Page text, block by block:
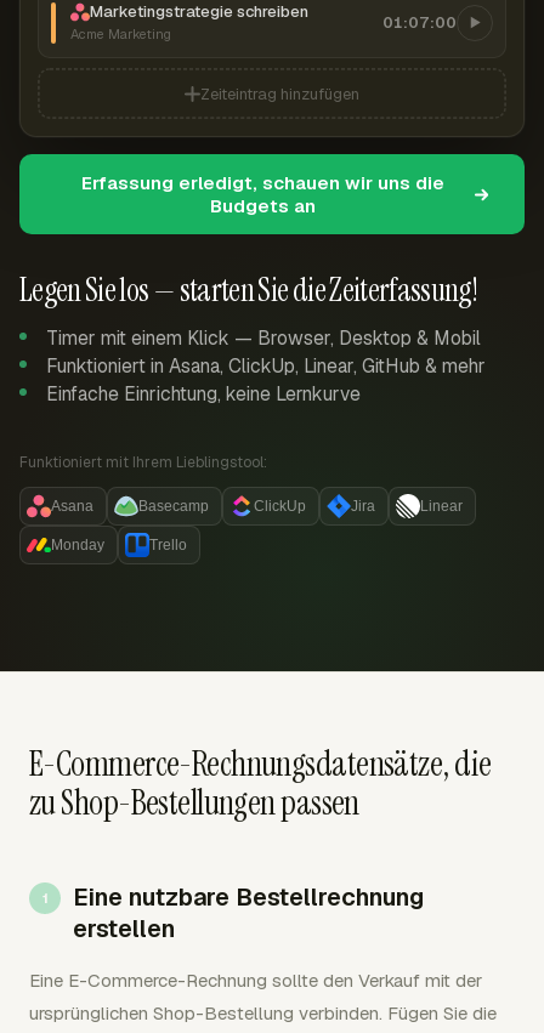
Legen Sie los — starten Sie die Zeiterfassung!
Timer mit einem Klick — Browser, Desktop & Mobil
Funktioniert in Asana, ClickUp, Linear, GitHub & mehr
Einfache Einrichtung, keine Lernkurve
Funktioniert mit Ihrem Lieblingstool:
Asana Basecamp ClickUp Jira Linear
Monday Trello
Marketingstrategie schreiben
Acme Marketing
01:07:00
Zeiteintrag hinzufügen
Erfassung erledigt, schauen wir uns die
Budgets an
E-Commerce-Rechnungsdatensätze, die
zu Shop-Bestellungen passen
Eine nutzbare Bestellrechnung
erstellen
Eine E-Commerce-Rechnung sollte den Verkauf mit der
ursprünglichen Shop-Bestellung verbinden. Fügen Sie die